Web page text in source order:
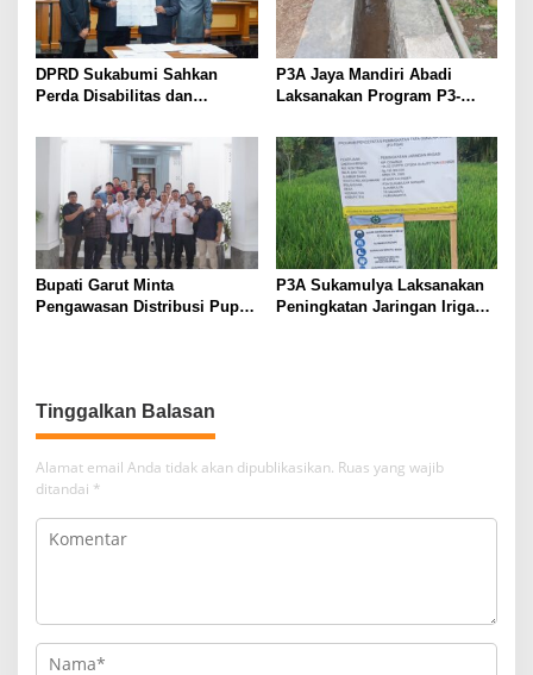
DPRD Sukabumi Sahkan
Perda Disabilitas dan
PPAS 2026
P3A Jaya Mandiri Abadi
Laksanakan Program P3-
Irigasi di Wanayasa
Bupati Garut Minta
Pengawasan Distribusi Pupuk
P3A Sukamulya Laksanakan
Peningkatan Jaringan Irigasi,
Tinggalkan Balasan
Alamat email Anda tidak akan dipublikasikan. Ruas yang wajib
ditandai *